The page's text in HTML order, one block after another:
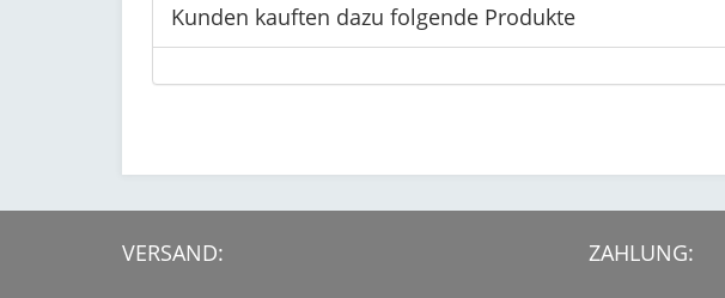
Kunden kauften dazu folgende Produkte
VERSAND: ZAHLUNG: